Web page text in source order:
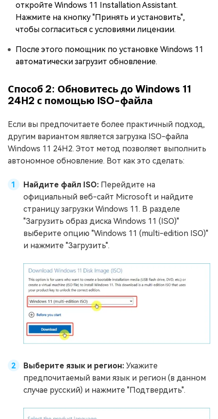
откройте Windows 11 Installation Assistant.
Нажмите на кнопку "Принять и установить",
чтобы согласиться с условиями лицензии.
После этого помощник по установке Windows 11
автоматически загрузит обновление.
Способ 2: Обновитесь до Windows 11
24H2 с помощью ISO-файла
Если вы предпочитаете более практичный подход,
другим вариантом является загрузка ISO-файла
Windows 11 24H2. Этот метод позволяет выполнить
автономное обновление. Вот как это сделать:
Найдите файл ISO: Перейдите на
официальный веб-сайт Microsoft и найдите
страницу загрузки Windows 11. В разделе
"Загрузить образ диска Windows 11 (ISO)"
выберите опцию "Windows 11 (multi-edition ISO)"
и нажмите "Загрузить".
Выберите язык и регион: Укажите
предпочитаемый вами язык и регион (в данном
случае русский) и нажмите "Подтвердить".